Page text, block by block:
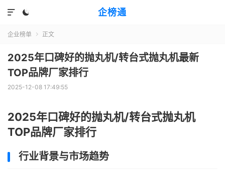
企榜通


企业榜单  正文
2025年口碑好的抛丸机/转台式抛丸机最新
TOP品牌厂家排行
2025-12-08 17:49:55
2025年口碑好的抛丸机/转台式抛丸机
TOP品牌厂家排行
行业背景与市场趋势